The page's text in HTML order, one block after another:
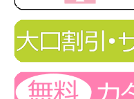
■素材
ピンストライプニット ポリエス
■手洗い
■ストレッチ